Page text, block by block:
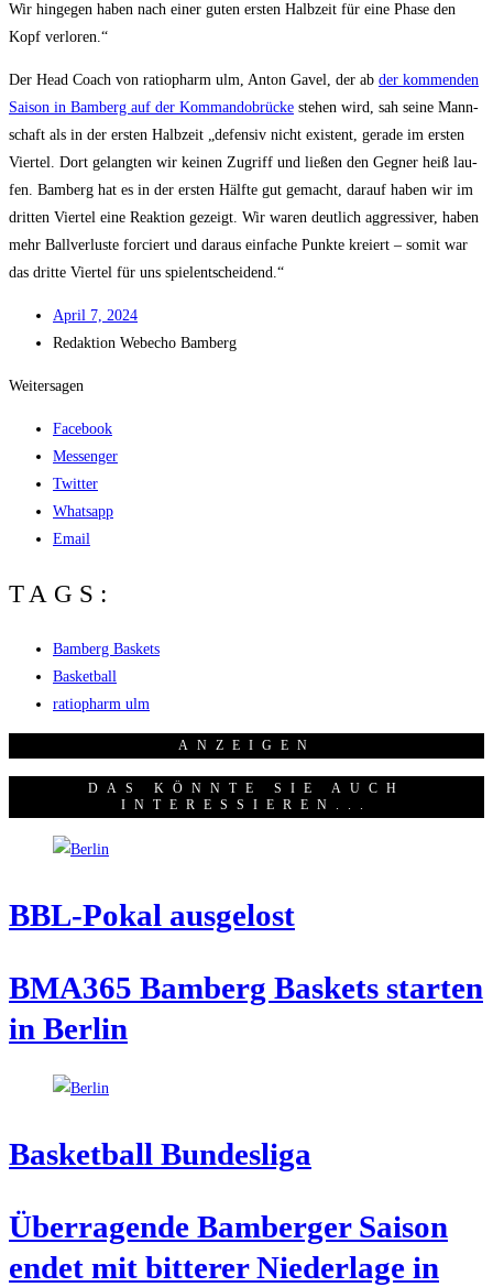
Wir hin­ge­gen haben nach einer guten ers­ten Halb­zeit für eine Pha­se den
Kopf verloren.“
Der Head Coach von ratio­ph­arm ulm, Anton Gavel, der ab der kom­men­den
Sai­son in Bam­berg auf der Kom­man­do­brü­cke ste­hen wird, sah sei­ne Mann­
schaft als in der ers­ten Halb­zeit „defen­siv nicht exis­tent, gera­de im ers­ten
Vier­tel. Dort gelang­ten wir kei­nen Zugriff und lie­ßen den Geg­ner heiß lau­
fen. Bam­berg hat es in der ers­ten Hälf­te gut gemacht, dar­auf haben wir im
drit­ten Vier­tel eine Reak­ti­on gezeigt. Wir waren deut­lich aggres­si­ver, haben
mehr Ball­ver­lus­te for­ciert und dar­aus ein­fa­che Punk­te kre­iert – somit war
das drit­te Vier­tel für uns spielentscheidend.“
April 7, 2024
Redak­ti­on Web­echo Bamberg
Weitersagen
Facebook
Messenger
Twitter
Whatsapp
Email
TAGS:
Bamberg Baskets
Basketball
ratiopharm ulm
ANZEI­GEN
DAS KÖNNTE SIE AUCH
INTERESSIEREN...
BBL-Pokal aus­ge­lost
BMA365 Bam­berg Bas­kets star­ten
in Berlin
Bas­ket­ball Bundesliga
Über­ra­gen­de Bam­ber­ger Sai­son
endet mit bit­te­rer Nie­der­la­ge in